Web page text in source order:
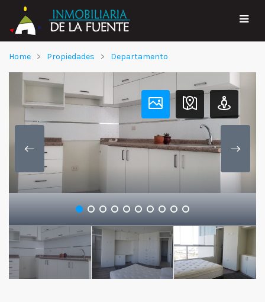
Home Propiedades Departamento